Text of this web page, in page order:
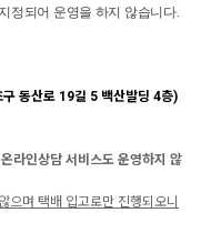
정되어 운영을 하지 않습니다.
구 동산로 19길 5 백산발딩 4층)
라인상담 서비스도 운영하지 않
으며 택배 입고로만 진행되오니